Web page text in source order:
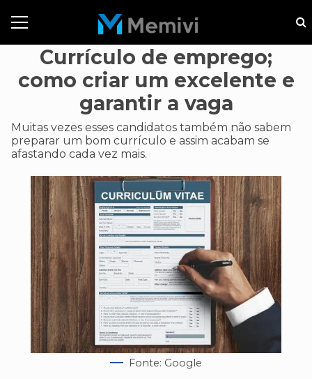
Currículo de emprego;
como criar um excelente e
garantir a vaga
Muitas vezes esses candidatos também não sabem
preparar um bom currículo e assim acabam se
afastando cada vez mais.
Fonte: Google